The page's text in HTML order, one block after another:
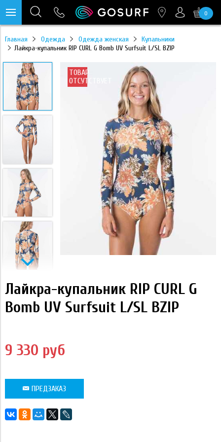
0
Главная Одежда Одежда женская
Купальники
Лайкра-купальник RIP CURL G Bomb UV Surfsuit L/SL BZIP
ТОВАР
ОТСУТСТВУЕТ
Лайкра-купальник RIP CURL G
Bomb UV Surfsuit L/SL BZIP
9 330 руб
ПРЕДЗАКАЗ
https://mc.yandex.ru/pixel/28467905289433451?rnd=%aw_random%